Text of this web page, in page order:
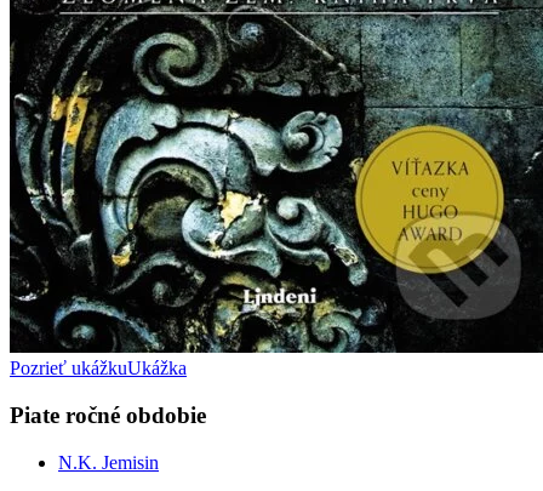
Pozrieť ukážkuUkážka
Piate ročné obdobie
N.K. Jemisin